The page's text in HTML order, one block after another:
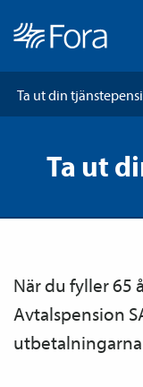
Ta ut
När du fyller 65
Avtals­pension